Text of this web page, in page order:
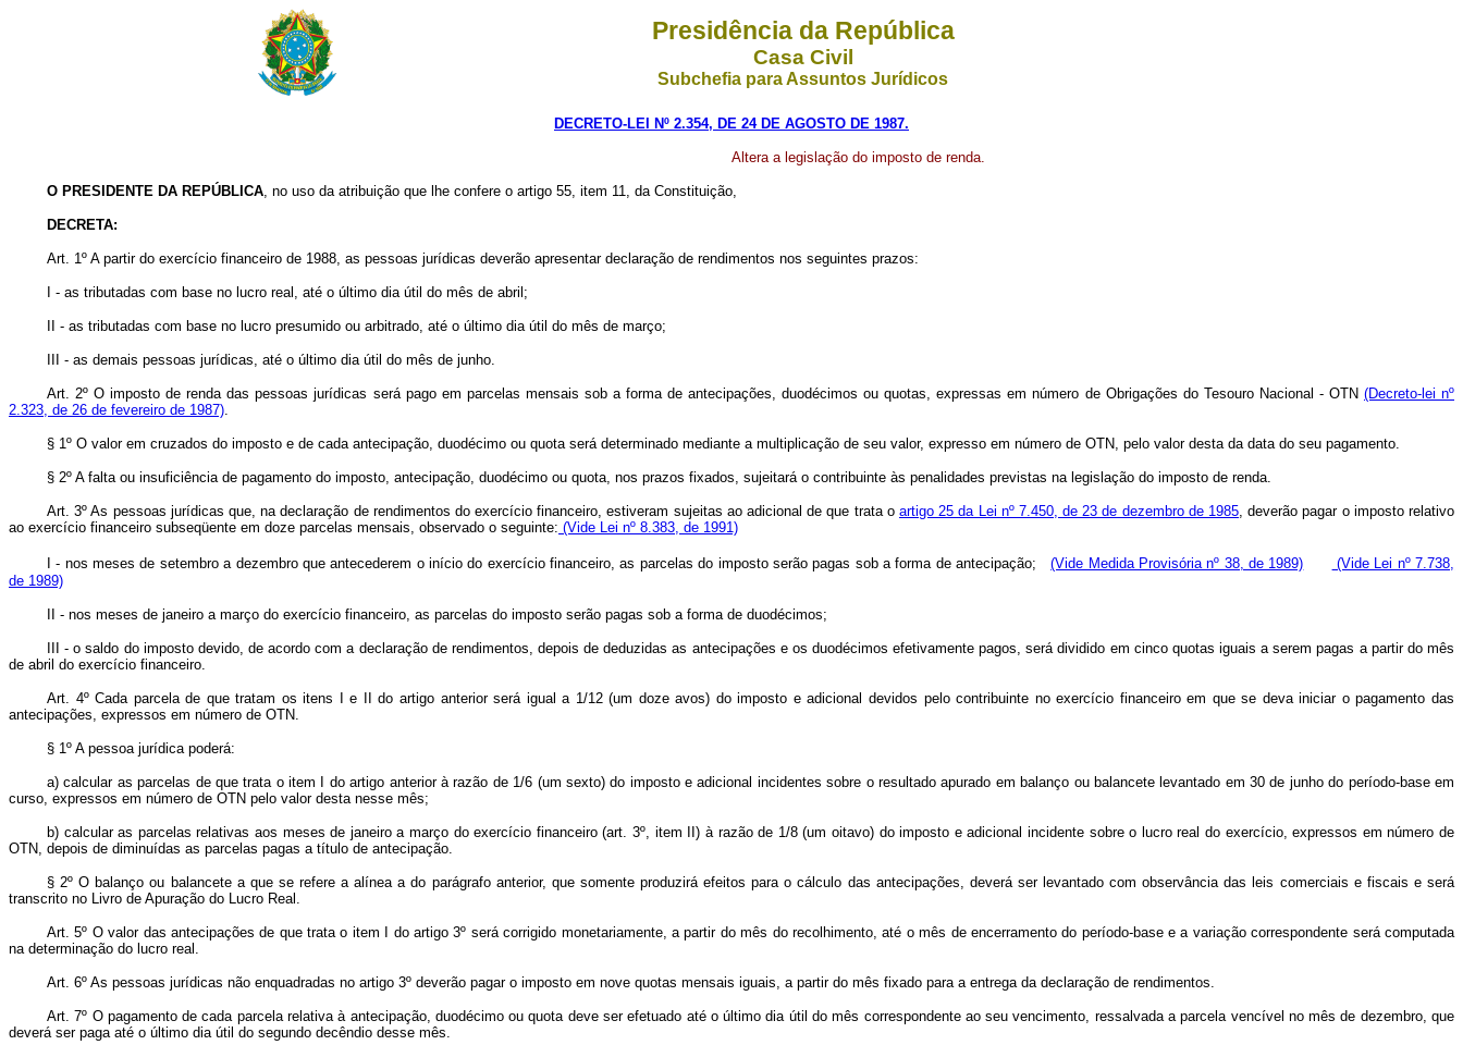
Presidência da República
Casa Civil
Subchefia para Assuntos Jurídicos
DECRETO-LEI Nº 2.354, DE 24 DE AGOSTO DE 1987.
Altera a legislação do imposto de renda.
O PRESIDENTE DA REPÚBLICA, no uso da atribuição que lhe confere o artigo 55, item 11, da Constituição,
DECRETA:
Art. 1º A partir do exercício financeiro de 1988, as pessoas jurídicas deverão apresentar declaração de rendimentos nos seguintes prazos:
I - as tributadas com base no lucro real, até o último dia útil do mês de abril;
II - as tributadas com base no lucro presumido ou arbitrado, até o último dia útil do mês de março;
III - as demais pessoas jurídicas, até o último dia útil do mês de junho.
Art. 2º O imposto de renda das pessoas jurídicas será pago em parcelas mensais sob a forma de antecipações, duodécimos ou quotas, expressas em número de Obrigações do Tesouro Nacional - OTN (Decreto-lei nº
2.323, de 26 de fevereiro de 1987).
§ 1º O valor em cruzados do imposto e de cada antecipação, duodécimo ou quota será determinado mediante a multiplicação de seu valor, expresso em número de OTN, pelo valor desta da data do seu pagamento.
§ 2º A falta ou insuficiência de pagamento do imposto, antecipação, duodécimo ou quota, nos prazos fixados, sujeitará o contribuinte às penalidades previstas na legislação do imposto de renda.
Art. 3º As pessoas jurídicas que, na declaração de rendimentos do exercício financeiro, estiveram sujeitas ao adicional de que trata o artigo 25 da Lei nº 7.450, de 23 de dezembro de 1985, deverão pagar o imposto relativo
ao exercício financeiro subseqüente em doze parcelas mensais, observado o seguinte: (Vide Lei nº 8.383, de 1991)
I - nos meses de setembro a dezembro que antecederem o início do exercício financeiro, as parcelas do imposto serão pagas sob a forma de antecipação; (Vide Medida Provisória nº 38, de 1989)
(Vide Lei nº 7.738,
de 1989)
II - nos meses de janeiro a março do exercício financeiro, as parcelas do imposto serão pagas sob a forma de duodécimos;
III - o saldo do imposto devido, de acordo com a declaração de rendimentos, depois de deduzidas as antecipações e os duodécimos efetivamente pagos, será dividido em cinco quotas iguais a serem pagas a partir do mês
de abril do exercício financeiro.
Art. 4º Cada parcela de que tratam os itens I e II do artigo anterior será igual a 1/12 (um doze avos) do imposto e adicional devidos pelo contribuinte no exercício financeiro em que se deva iniciar o pagamento das
antecipações, expressos em número de OTN.
§ 1º A pessoa jurídica poderá:
a) calcular as parcelas de que trata o item I do artigo anterior à razão de 1/6 (um sexto) do imposto e adicional incidentes sobre o resultado apurado em balanço ou balancete levantado em 30 de junho do período-base em
curso, expressos em número de OTN pelo valor desta nesse mês;
b) calcular as parcelas relativas aos meses de janeiro a março do exercício financeiro (art. 3º, item II) à razão de 1/8 (um oitavo) do imposto e adicional incidente sobre o lucro real do exercício, expressos em número de
OTN, depois de diminuídas as parcelas pagas a título de antecipação.
§ 2º O balanço ou balancete a que se refere a alínea a do parágrafo anterior, que somente produzirá efeitos para o cálculo das antecipações, deverá ser levantado com observância das leis comerciais e fiscais e será
transcrito no Livro de Apuração do Lucro Real.
Art. 5º O valor das antecipações de que trata o item I do artigo 3º será corrigido monetariamente, a partir do mês do recolhimento, até o mês de encerramento do período-base e a variação correspondente será computada
na determinação do lucro real.
Art. 6º As pessoas jurídicas não enquadradas no artigo 3º deverão pagar o imposto em nove quotas mensais iguais, a partir do mês fixado para a entrega da declaração de rendimentos.
Art. 7º O pagamento de cada parcela relativa à antecipação, duodécimo ou quota deve ser efetuado até o último dia útil do mês correspondente ao seu vencimento, ressalvada a parcela vencível no mês de dezembro, que
deverá ser paga até o último dia útil do segundo decêndio desse mês.